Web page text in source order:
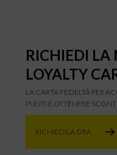
RICHIEDI LA
LOYALTY
LA CARTA FEDELTÀ PER
PUNTI E OTTENERE SCONTI.
RICHIEDILA ORA